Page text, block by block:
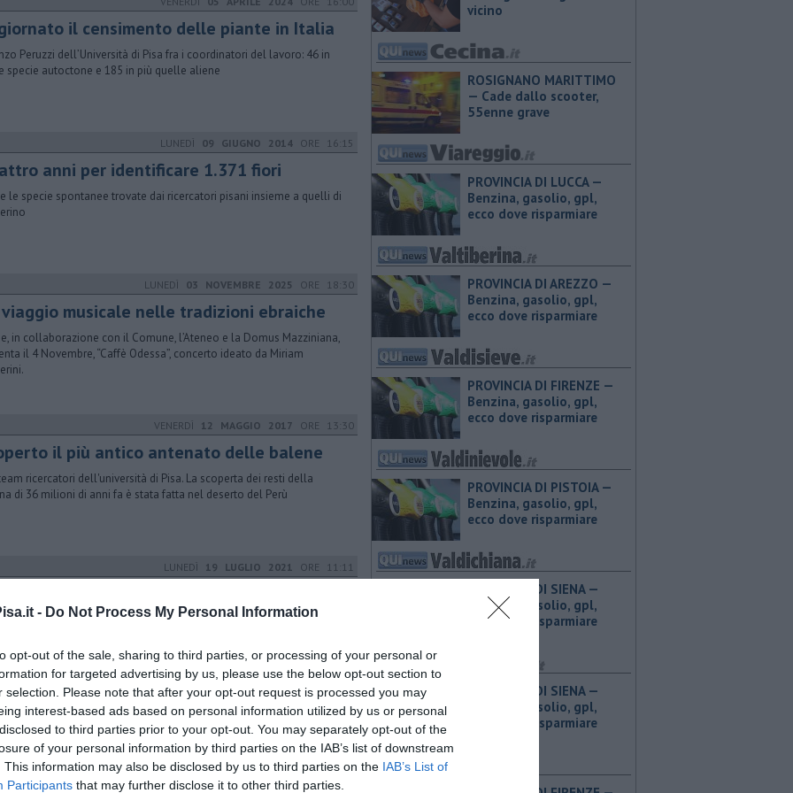
- Do Not Process My Personal Information
opt-out of the sale, sharing to third parties, or processing of your personal or
for targeted advertising by us, please use the below opt-out section to
selection. Please note that after your opt-out request is processed you may
interest-based ads based on personal information utilized by us or personal
to third parties prior to your opt-out. You may separately opt-out of the
of your personal information by third parties on the IAB’s list of downstream
This information may also be disclosed by us to third parties on the IAB’s List of
Participants that may further disclose it to other third parties.
il censimento delle piante in Italia
Peruzzi dell’Università di Pisa fra i coordinatori del lavoro: 46 in
specie autoctone e 185 in più quelle aliene
LUNEDÌ 09 GIUGNO 2014 ORE 16:15
anni per identificare 1.371 fiori
le specie spontanee trovate dai ricercatori pisani insieme a quelli di
LUNEDÌ 03 NOVEMBRE 2025 ORE 18:30
viaggio musicale nelle tradizioni ebraiche
in collaborazione con il Comune, l’Ateneo e la Domus Mazziniana,
il 4 Novembre, “Caffè Odessa”, concerto ideato da Miriam
VENERDÌ 12 MAGGIO 2017 ORE 13:30
il più antico antenato delle balene
ricercatori dell'università di Pisa. La scoperta dei resti della
di 36 milioni di anni fa è stata fatta nel deserto del Perù
LUNEDÌ 19 LUGLIO 2021 ORE 11:11
ad una ricerca cui ha partecipato anche l'Università di Pisa, svelato
GIOVEDÌ12 AGOSTO 2021ORE 13:42
ai vertici della Questura
Pierazzi, in arrivo dalla Questura di Cuneo, prende il posto di
Stefanizzi nel ruolo di Capo di Gabinetto del Questore
vicino
ROSIGNANO MARITTIMO
— Cade dallo scooter,
55enne grave
PROVINCIA DI LUCCA — ​
Benzina, gasolio, gpl,
ecco dove risparmiare
PROVINCIA DI AREZZO — ​
Benzina, gasolio, gpl,
ecco dove risparmiare
PROVINCIA DI FIRENZE — ​
Benzina, gasolio, gpl,
ecco dove risparmiare
PROVINCIA DI PISTOIA — ​
Benzina, gasolio, gpl,
ecco dove risparmiare
PROVINCIA DI SIENA — ​
Benzina, gasolio, gpl,
ecco dove risparmiare
PROVINCIA DI SIENA — ​
Benzina, gasolio, gpl,
ecco dove risparmiare